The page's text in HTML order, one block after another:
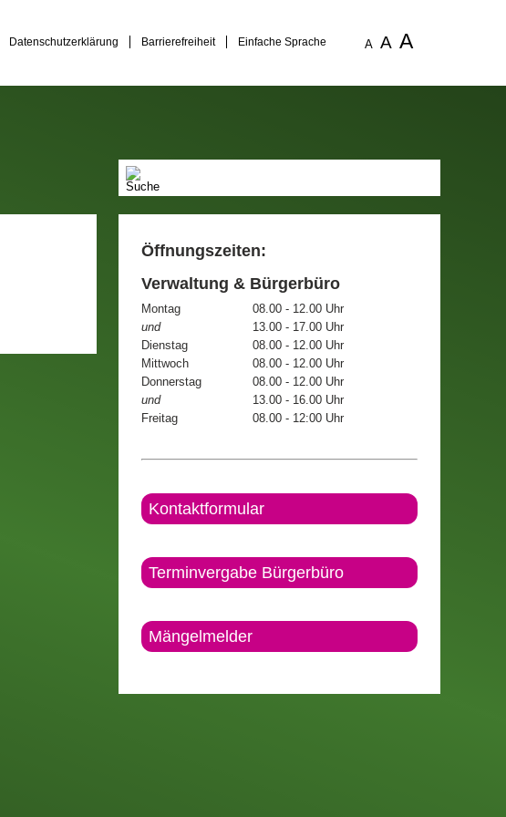
Datenschutzerklärung Barrierefreiheit Einfache Sprache A A A
Öffnungszeiten:
Verwaltung & Bürgerbüro
Montag
08.00 - 12.00 Uhr
und
13.00 - 17.00 Uhr
Dienstag
08.00 - 12.00 Uhr
Mittwoch
08.00 - 12.00 Uhr
Donnerstag
08.00 - 12.00 Uhr
und
13.00 - 16.00 Uhr
Freitag
08.00 - 12:00 Uhr
Kontaktformular
Terminvergabe Bürgerbüro
Mängelmelder